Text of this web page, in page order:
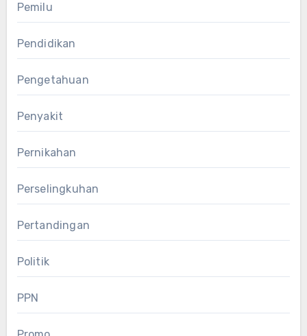
Pemilu
Pendidikan
Pengetahuan
Penyakit
Pernikahan
Perselingkuhan
Pertandingan
Politik
PPN